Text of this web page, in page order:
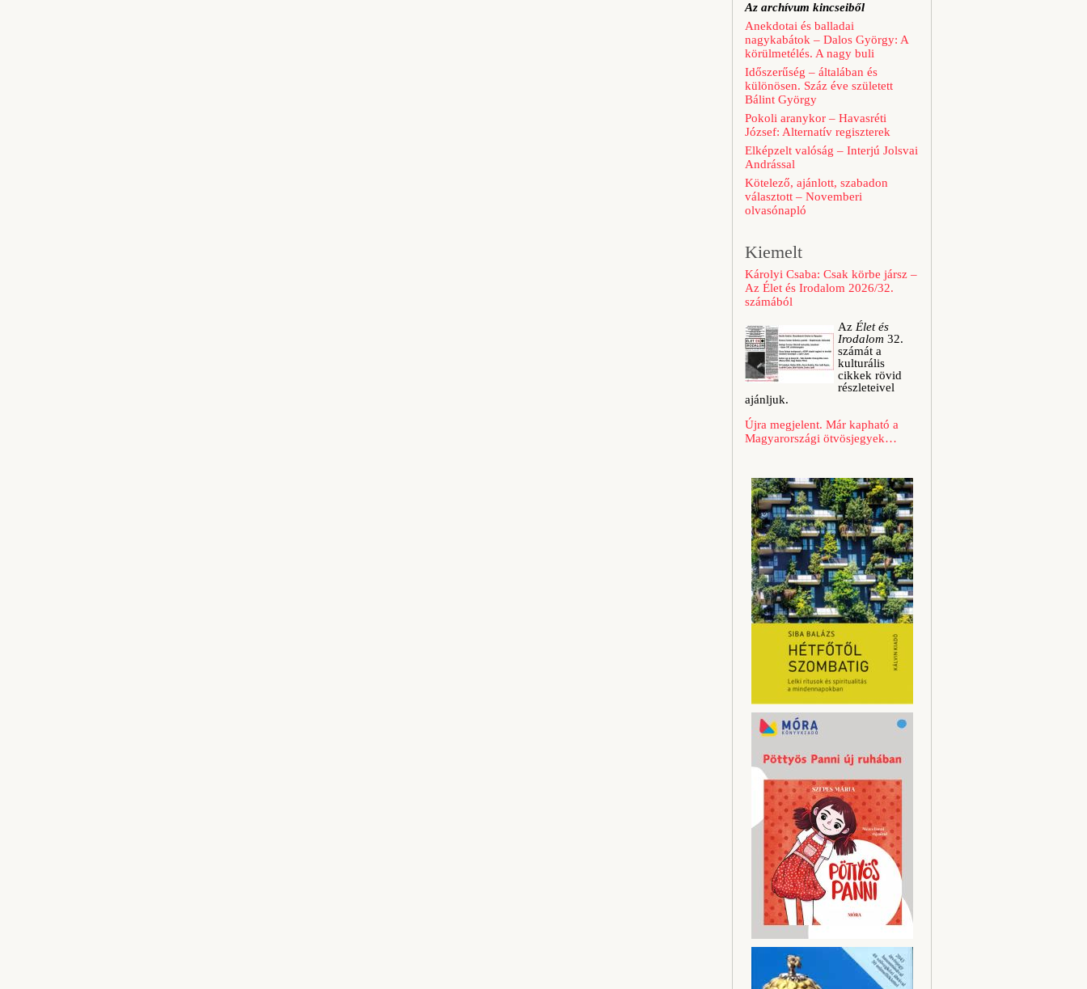
Az archívum kincseiből
Anekdotai és balladai
nagykabátok – Dalos György: A
körülmetélés. A nagy buli
Időszerűség – általában és
különösen. Száz éve született
Bálint György
Pokoli aranykor – Havasréti
József: Alternatív regiszterek
Elképzelt valóság – Interjú Jolsvai
Andrással
Kötelező, ajánlott, szabadon
választott – Novemberi
olvasónapló
Kiemelt
Károlyi Csaba: Csak körbe jársz –
Az Élet és Irodalom 2026/32.
számából
Az Élet és
Irodalom 32.
számát a
kulturális
cikkek rövid
részleteivel
ajánljuk.
Újra megjelent. Már kapható a
Magyarországi ötvösjegyek…